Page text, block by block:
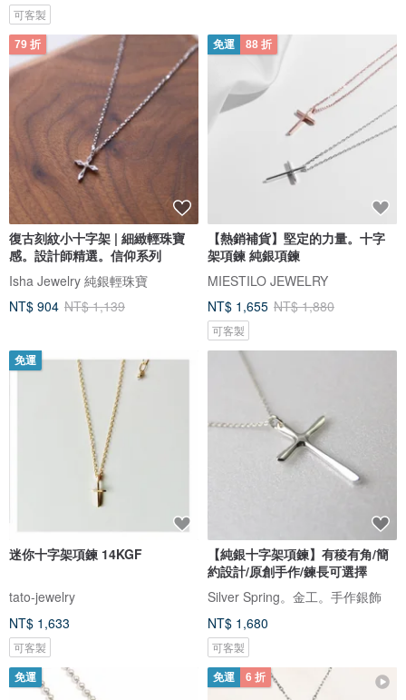
可客製
79 折
復古刻紋小十字架 | 細緻輕珠寶
感。設計師精選。信仰系列
Isha Jewelry 純銀輕珠寶
NT$ 904 NT$ 1,139
免運 88 折
【熱銷補貨】堅定的力量。十字
架項鍊 純銀項鍊
MIESTILO JEWELRY
NT$ 1,655 NT$ 1,880
可客製
免運
迷你十字架項鍊 14KGF
tato-jewelry
NT$ 1,633
可客製
【純銀十字架項鍊】有稜有角/簡
約設計/原創手作/鍊長可選擇
Silver Spring。金工。手作銀飾
NT$ 1,680
可客製
免運 免運 6 折